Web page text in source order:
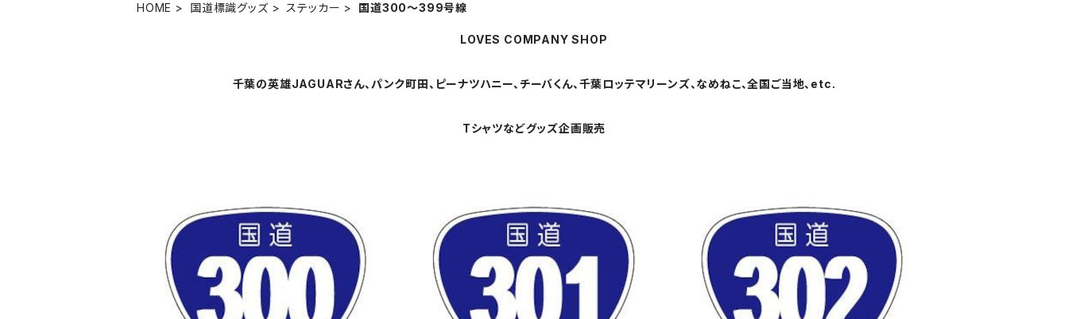
HOME 国道標識グッズ ステッカー 国道300～399号線
LOVES COMPANY SHOP
千葉の英雄JAGUARさん、パンク町田、ピーナツハニー、チーバくん、千葉ロッテマリーンズ、なめねこ、全国ご当地、etc.
Tシャツなどグッズ企画販売